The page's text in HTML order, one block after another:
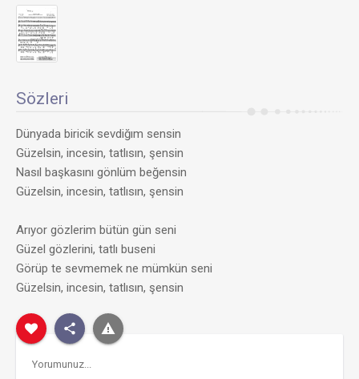
Sözleri
Dünyada biricik sevdiğım sensin
Güzelsin, incesin, tatlısın, şensin
Nasıl başkasını gönlüm beğensin
Güzelsin, incesin, tatlısın, şensin
Arıyor gözlerim bütün gün seni
Güzel gözlerini, tatlı buseni
Görüp te sevmemek ne mümkün seni
Güzelsin, incesin, tatlısın, şensin